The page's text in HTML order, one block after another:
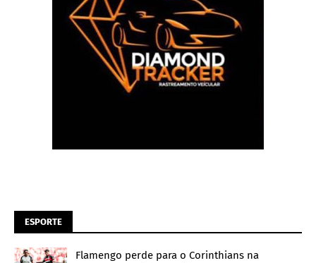
ESPORTE
Flamengo perde para o Corinthians na